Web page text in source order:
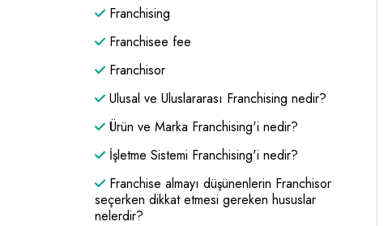
Franchising
Franchisee fee
Franchisor
Ulusal ve Uluslararası Franchising nedir?
Ürün ve Marka Franchising'i nedir?
İşletme Sistemi Franchising'i nedir?
Franchise almayı düşünenlerin Franchisor
seçerken dikkat etmesi gereken hususlar
nelerdir?